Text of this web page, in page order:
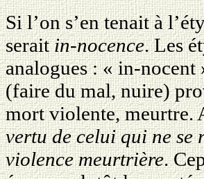
Si l’on s’en tenait à
seraitin-nocence. Les
analogues : « in-
(faire du mal, nuire)
mort violente, meurtre.
vertu de celui qui ne se
violence meurtrière.